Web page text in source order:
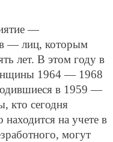
—
— лиц, которым
лет. В этом году в
1964 — 1968
в 1959 —
кто сегодня
находится на учете в
могут